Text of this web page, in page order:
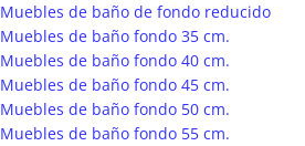
Muebles de baño de fondo reducido
Muebles de baño fondo 35 cm.
Muebles de baño fondo 40 cm.
Muebles de baño fondo 45 cm.
Muebles de baño fondo 50 cm.
Muebles de baño fondo 55 cm.